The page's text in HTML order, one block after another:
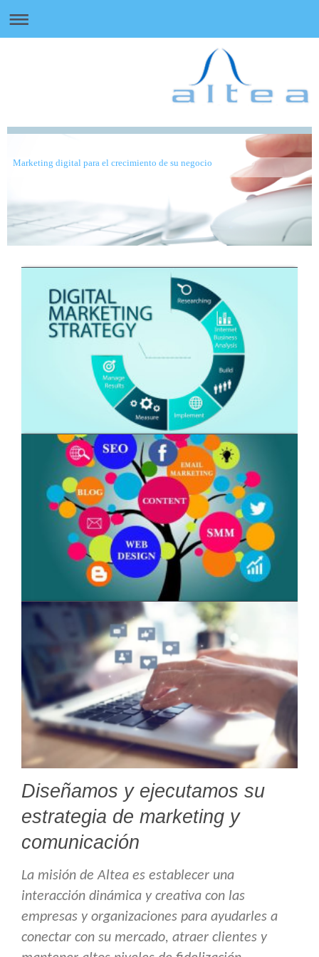
Marketing digital para el crecimiento de su negocio
Diseñamos y ejecutamos su
estrategia de marketing y
comunicación
La misión de Altea es establecer una
interacción dinámica y creativa con las
empresas y organizaciones para ayudarles a
conectar con su mercado, atraer clientes y